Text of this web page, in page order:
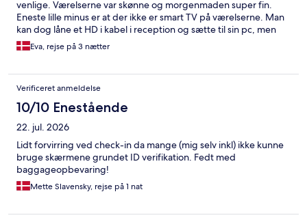
venlige. Værelserne var skønne og morgenmaden super fin.
Eneste lille minus er at der ikke er smart TV på værelserne. Man
kan dog låne et HD i kabel i reception og sætte til sin pc, men
det var ret bøvlet.
Eva, rejse på 3 nætter
Verificeret anmeldelse
10/10 Enestående
22. jul. 2026
Lidt forvirring ved check-in da mange (mig selv inkl) ikke kunne
bruge skærmene grundet ID verifikation. Fedt med
baggageopbevaring!
Mette Slavensky, rejse på 1 nat